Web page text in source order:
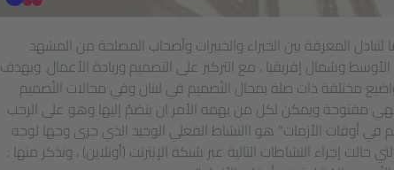
المعرفة بين الخبراء والخبيرات وأصحاب المصلحة من المشهد
وشمال إفريقيا ، مع التركيز على التصميم وريادة الأعمال. ويهدف
مختلفة ذات صلة بمجال التّصميم في لبنان وفي مجالات التّصميم
مفتوحة ويمكن لكل من يهمه الأمر ان ينضمّ إليها وهو على الرحب
في أوقات الأزمات" هو االنشاط الفعلي الوحيد الذي جرى وجها لوجه
إجراء النشاطات التالية عبر شبكة الإنترنت (أونلاين) ، ونذكر منها :